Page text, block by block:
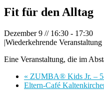
Fit für den Alltag
Dezember 9 // 16:30 - 17:30
|Wiederkehrende Veranstaltung
Eine Veranstaltung, die im
« ZUMBA® Kids Jr. –
Eltern-Café